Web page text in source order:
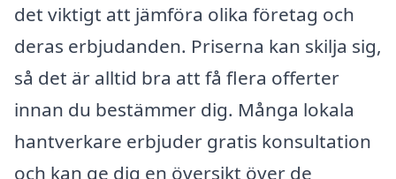
det viktigt att jämföra olika företag och
deras erbjudanden. Priserna kan skilja sig,
så det är alltid bra att få flera offerter
innan du bestämmer dig. Många lokala
hantverkare erbjuder gratis konsultation
och kan ge dig en översikt över de